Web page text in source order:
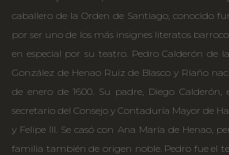
caballero de la Orden de Santiago, conocido
por ser uno de los más insignes literatos
en especial por su teatro. Pedro Calderón de
González de Henao Ruiz de Blasco y Riaño
de enero de 1600. Su padre, Diego
secretario del Consejo y Contaduría Mayor de
y Felipe III. Se casó con Ana María de Henao,
familia también de origen noble. Pedro fue el